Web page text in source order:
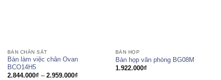
BÀN CHÂN SẮT
Bàn làm việc chân Ovan
BCO14H5
2.844.000₫ – 2.959.000₫Khoảng
BÀN HỌP
Bàn họp văn phòng BG08M
1.922.000₫